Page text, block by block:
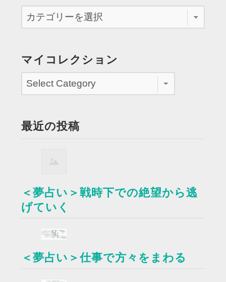
マイコレクション
最近の投稿
＜夢占い＞戦時下での絶望から逃
げていく
＜夢占い＞仕事で方々をまわる